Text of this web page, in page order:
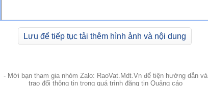
Lưu để tiếp tục tải thêm hình ảnh và nội dung
- Mời bạn tham gia nhóm Zalo: RaoVat.Mdt.Vn để tiện hướng dẫn và
trao đổi thông tin trong quá trình đăng tin Quảng cáo